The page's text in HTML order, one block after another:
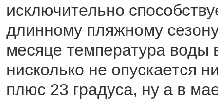
исключительно
длинному пляжному
месяце температура воды
нисколько не опускается
плюс 23 градуса, ну а в